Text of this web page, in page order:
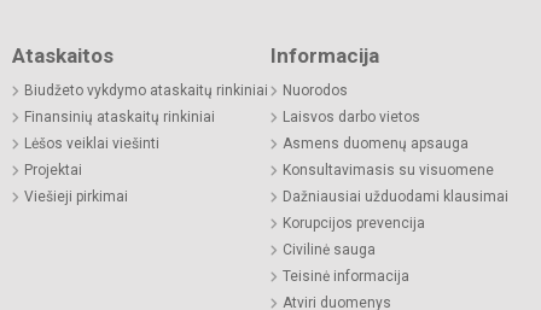
Ataskaitos
Biudžeto vykdymo ataskaitų rinkiniai
Finansinių ataskaitų rinkiniai
Lėšos veiklai viešinti
Projektai
Viešieji pirkimai
Informacija
Nuorodos
Laisvos darbo vietos
Asmens duomenų apsauga
Konsultavimasis su visuomene
Dažniausiai užduodami klausimai
Korupcijos prevencija
Civilinė sauga
Teisinė informacija
Atviri duomenys